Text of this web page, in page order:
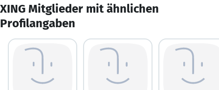
XING Mitglieder mit ähnlichen
Profilangaben